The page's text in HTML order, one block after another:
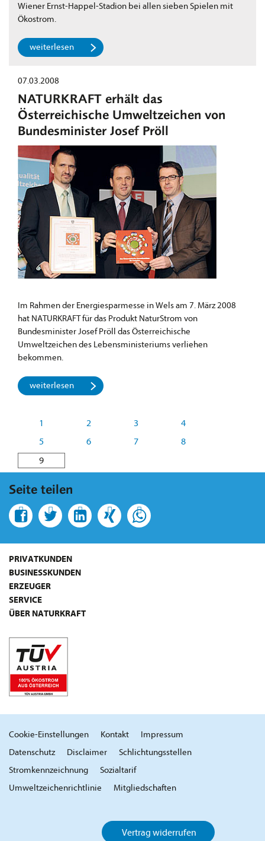
Wiener Ernst-Happel-Stadion bei allen sieben Spielen mit
Ökostrom.
weiterlesen
07.03.2008
NATURKRAFT erhält das
Österreichische Umweltzeichen von
Bundesminister Josef Pröll
Im Rahmen der Energiesparmesse in Wels am 7. März 2008
hat NATURKRAFT für das Produkt NaturStrom von
Bundesminister Josef Pröll das Österreichische
Umweltzeichen des Lebensministeriums verliehen
bekommen.
weiterlesen
1 2 3
4
5
6 7
8
9
Seite teilen
PRIVATKUNDEN
BUSINESSKUNDEN
ERZEUGER
SERVICE
ÜBER NATURKRAFT
Cookie-Einstellungen Kontakt
Impressum
Datenschutz
Disclaimer
Schlichtungsstellen
Stromkennzeichnung
Sozialtarif
Umweltzeichenrichtlinie
Mitgliedschaften
Vertrag widerrufen